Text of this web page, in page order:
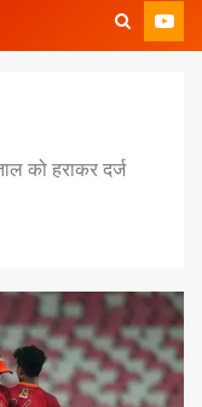
को हराकर दर्ज